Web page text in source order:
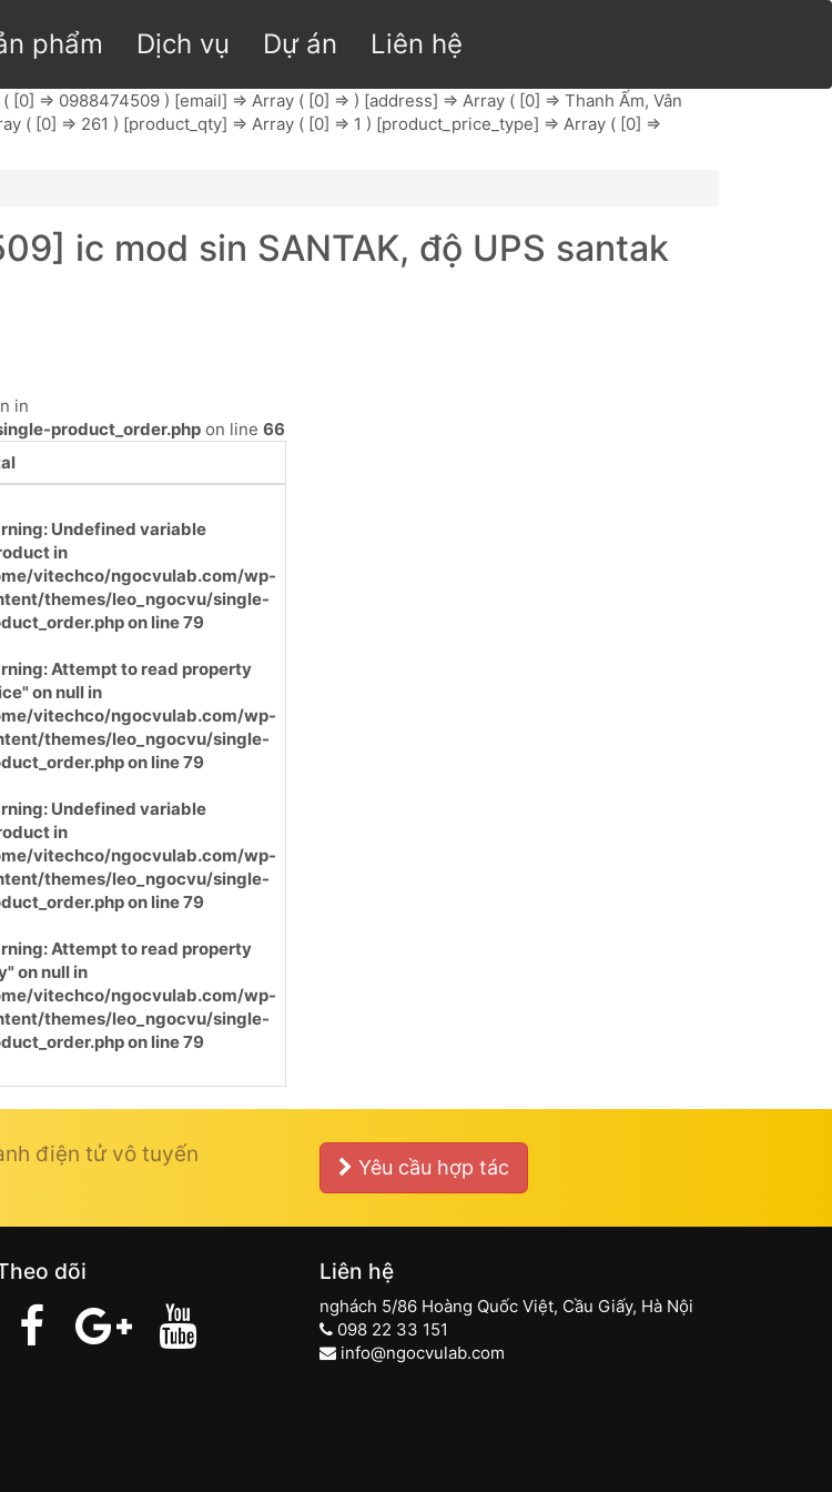
phẩm Dịch vụ Dự án Liên hệ
=> 0988474509 ) [email] => Array ( [0] => ) [address] => Array ( [0] => Thanh Ấm, Vân
( [0] => 261 ) [product_qty] => Array ( [0] => 1 ) [product_price_type] => Array ( [0] =>
ic mod sin SANTAK, độ UPS santak
in
product_order.php on line 66
: Undefined variable
in
vitechco/ngocvulab.com/wp-
themes/leo_ngocvu/single-
on line79
: Attempt to read property
on null in
vitechco/ngocvulab.com/wp-
themes/leo_ngocvu/single-
on line79
: Undefined variable
in
vitechco/ngocvulab.com/wp-
themes/leo_ngocvu/single-
on line79
: Attempt to read property
on null in
vitechco/ngocvulab.com/wp-
themes/leo_ngocvu/single-
on line79
điện tử vô tuyến
Yêu cầu hợp tác
dõi Liên hệ
nghách 5/86 Hoàng Quốc Việt, Cầu Giấy, Hà Nội
098 22 33 151
info@ngocvulab.com